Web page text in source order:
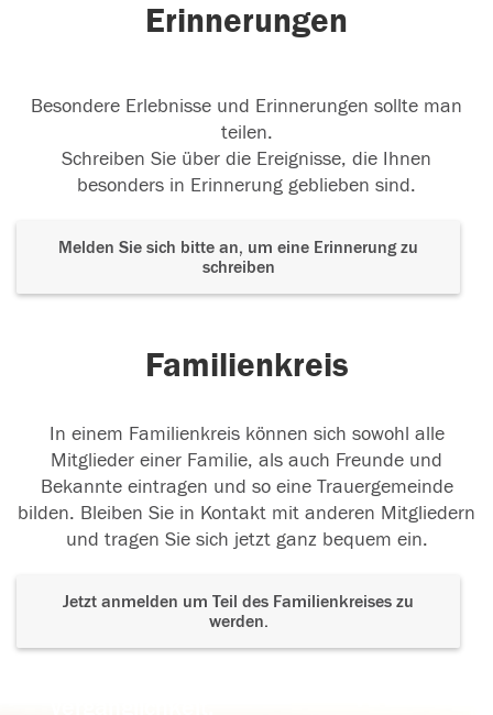
Erinnerungen
Besondere Erlebnisse und Erinnerungen sollte man
teilen.
Schreiben Sie über die Ereignisse, die Ihnen
besonders in Erinnerung geblieben sind.
Melden Sie sich bitte an, um eine Erinnerung zu
schreiben
Familienkreis
In einem Familienkreis können sich sowohl alle
Mitglieder einer Familie, als auch Freunde und
Bekannte eintragen und so eine Trauergemeinde
bilden. Bleiben Sie in Kontakt mit anderen Mitgliedern
und tragen Sie sich jetzt ganz bequem ein.
Jetzt anmelden um Teil des Familienkreises zu
werden.